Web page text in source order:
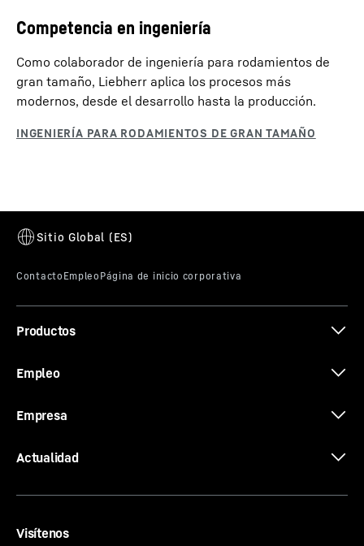
Competencia en ingeniería
Como colaborador de ingeniería para rodamientos de
gran tamaño, Liebherr aplica los procesos más
modernos, desde el desarrollo hasta la producción.
Productos
Empleo
Empresa
Actualidad
Visítenos